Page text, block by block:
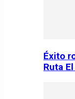
Éxito
Ruta